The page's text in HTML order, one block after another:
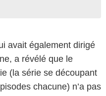
avait également dirigé
a révélé que le
(la série se découpant
chacune) n’a pas